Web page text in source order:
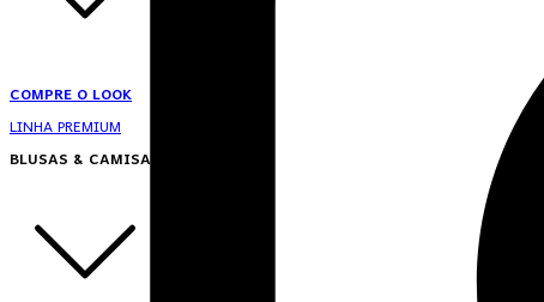
COMPRE O LOOK
LINHA PREMIUM
BLUSAS & CAMISAS